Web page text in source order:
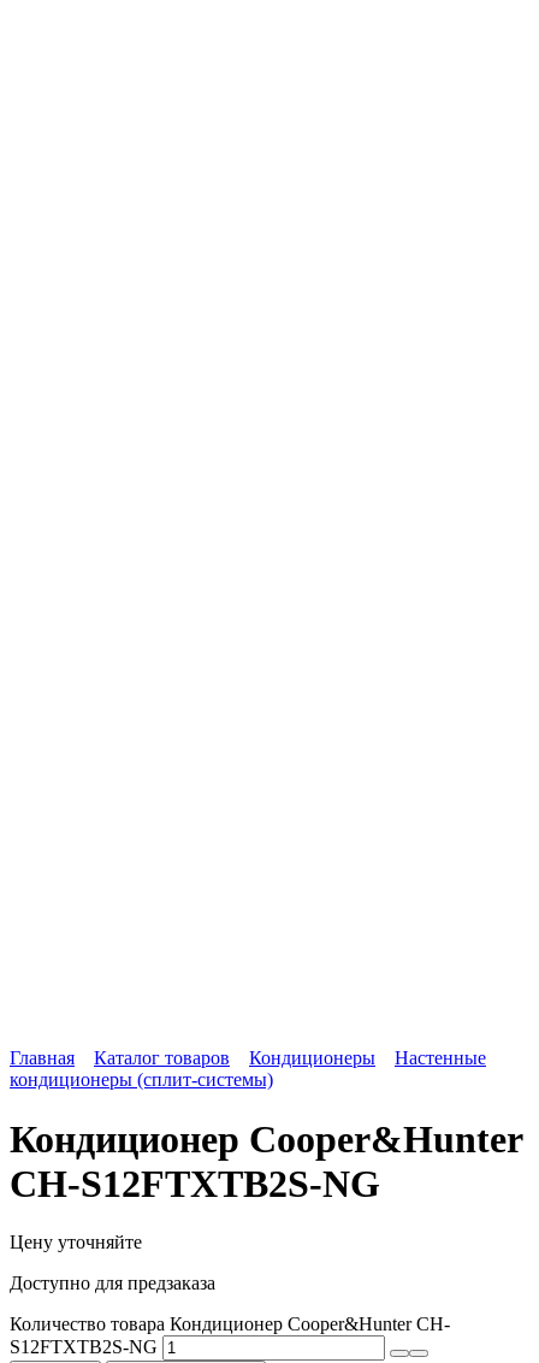
Главная Каталог товаров Кондиционеры
Настенные
кондиционеры (сплит-системы)
Кондиционер Cooper&Hunter
CH-S12FTXTB2S-NG
Цену уточняйте
Доступно для предзаказа
Количество товара Кондиционер Cooper&Hunter CH-
S12FTXTB2S-NG